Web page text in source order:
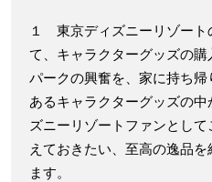
１ 東京ディズニーリゾート
て、キャラクターグッズの購
パークの興奮を、家に持ち帰
あるキャラクターグッズの中
ズニーリゾートファンとして
えておきたい、至高の逸品を
ます。